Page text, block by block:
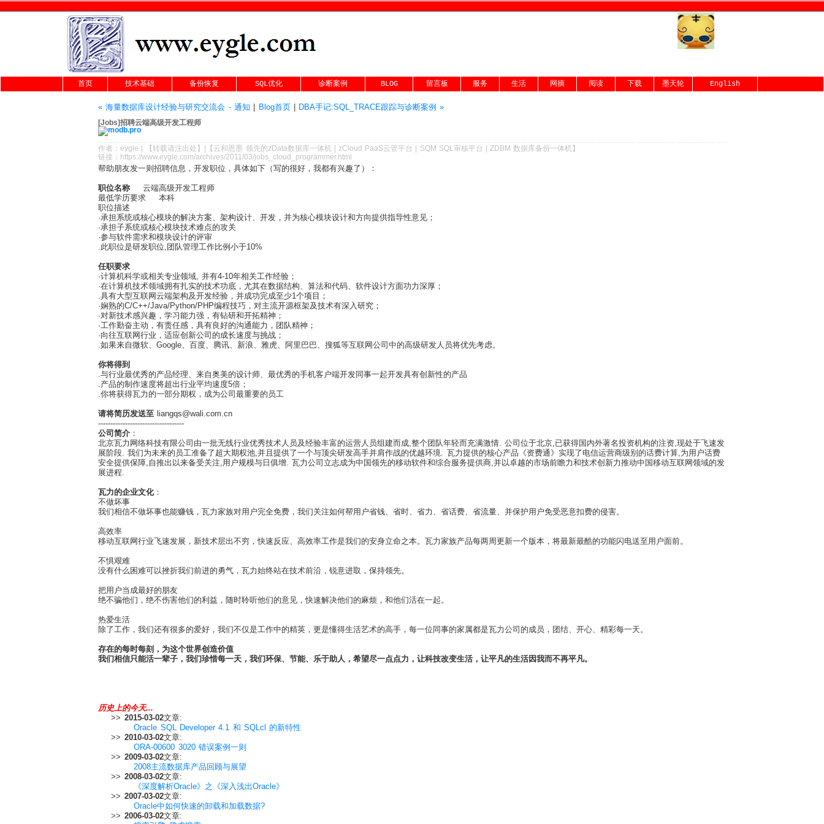
首页 技术基础 备份恢复 SQL优化 诊断案例 BLOG 留言板 服务 生活 网摘 阅读 下载 墨天轮 English
« 海量数据库设计经验与研究交流会 - 通知 Blog首页| DBA手记:SQL_TRACE跟踪与诊断案例 »
[Jobs]招聘云端高级开发工程师
作者： eygle 【转载请注出处 】|【 云和恩墨 领先的zData数据库一体机|zCloud PaaS云管平台 SQM SQL审核平台 |ZDBM 数据库备份一体机】
链接： https://www.eygle.com/archives/2011/03/jobs_cloud_programmer.html
帮助朋友发一则招聘信息，开发职位，具体如下（写的很好，我都有兴趣了）：
职位名称
云端高级开发工程师
最低学历要求 本科
职位描述
·承担系统或核心模块的解决方案、架构设计、开发，并为核心模块设计和方向提供指导性意见；
·承担子系统或核心模块技术难点的攻关
·参与软件需求和模块设计的评审
.此职位是研发职位,团队管理工作比例小于10%
任职要求
·计算机科学或相关专业领域, 并有4-10年相关工作经验；
·在计算机技术领域拥有扎实的技术功底，尤其在数据结构、算法和代码、软件设计方面功力深厚；
.具有大型互联网云端架构及开发经验，并成功完成至少1个项目；
·娴熟的C/C++/Java/Python/PHP编程技巧，对主流开源框架及技术有深入研究；
·对新技术感兴趣，学习能力强，有钻研和开拓精神；
·工作勤奋主动，有责任感，具有良好的沟通能力，团队精神；
·向往互联网行业，适应创新公司的成长速度与挑战；
.如果来自微软、Google、百度、腾讯、新浪、雅虎、阿里巴巴、搜狐等互联网公司中的高级研发人员将优先考虑。
你将得到
.与行业最优秀的产品经理、来自奥美的设计师、最优秀的手机客户端开发同事一起开发具有创新性的产品
.产品的制作速度将超出行业平均速度5倍；
.你将获得瓦力的一部分期权，成为公司最重要的员工
请将简历发送至 liangqs@wali.com.cn
-----------------------------------
公司简介 ：
北京瓦力网络科技有限公司由一批无线行业优秀技术人员及经验丰富的运营人员组建而成,整个团队年轻而充满激情. 公司位于北京,已获得国内外著名投资机构的注资,现处于飞速发
展阶段. 我们为未来的员工准备了超大期权池,并且提供了一个与顶尖研发高手并肩作战的优越环境. 瓦力提供的核心产品《资费通》实现了电信运营商级别的话费计算,为用户话费
安全提供保障,自推出以来备受关注,用户规模与日俱增. 瓦力公司立志成为中国领先的移动软件和综合服务提供商,并以卓越的市场前瞻力和技术创新力推动中国移动互联网领域的发
展进程.
瓦力的企业文化：
不做坏事
我们相信不做坏事也能赚钱，瓦力家族对用户完全免费，我们关注如何帮用户省钱、省时、省力、省话费、省流量、并保护用户免受恶意扣费的侵害。
高效率
移动互联网行业飞速发展，新技术层出不穷，快速反应、高效率工作是我们的安身立命之本。瓦力家族产品每两周更新一个版本，将最新最酷的功能闪电送至用户面前。
不惧艰难
没有什么困难可以挫折我们前进的勇气，瓦力始终站在技术前沿，锐意进取，保持领先。
把用户当成最好的朋友
绝不骗他们，绝不伤害他们的利益，随时聆听他们的意见，快速解决他们的麻烦，和他们活在一起。
热爱生活
除了工作，我们还有很多的爱好，我们不仅是工作中的精英，更是懂得生活艺术的高手，每一位同事的家属都是瓦力公司的成员，团结、开心、精彩每一天。
存在的每时每刻，为这个世界创造价值
我们相信只能活一辈子，我们珍惜每一天，我们环保、节能、乐于助人，希望尽一点点力，让科技改变生活，让平凡的生活因我而不再平凡。
历史上的今天...
>> 2015-03-02文章:
Oracle SQL Developer 4.1 和 SQLcl 的新特性
>> 2010-03-02文章:
ORA-00600 3020 错误案例一则
>> 2009-03-02文章:
2008主流数据库产品回顾与展望
>> 2008-03-02文章:
《深度解析Oracle》之《深入浅出Oracle》
>> 2007-03-02文章:
Oracle中如何快速的卸载和加载数据?
>> 2006-03-02文章: